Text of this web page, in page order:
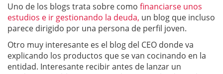
Uno de los blogs trata sobre como financiarse unos
estudios e ir gestionando la deuda, un blog que incluso
parece dirigido por una persona de perfil joven.
Otro muy interesante es el blog del CEO donde va
explicando los productos que se van cocinando en la
entidad. Interesante recibir antes de lanzar un